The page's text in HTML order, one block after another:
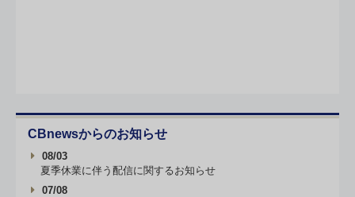
CBnewsからのお知らせ
08/03
夏季休業に伴う配信に関するお知らせ
07/08